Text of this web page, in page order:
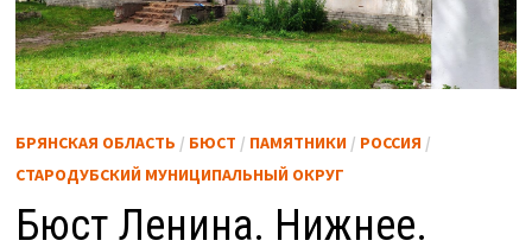
БРЯНСКАЯ ОБЛАСТЬ / БЮСТ / ПАМЯТНИКИ/ РОССИЯ /
СТАРОДУБСКИЙ МУНИЦИПАЛЬНЫЙ ОКРУГ
Бюст Ленина. Нижнее.